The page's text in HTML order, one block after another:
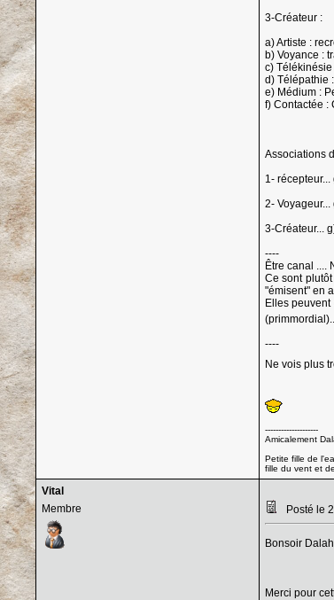
3-Créateur :
a) Artiste :
b) Voyance :
c)
d) Télépathie
e) Médium :
f) Contactée :
Associations
1-
2-
3-Créateur...
----
Être canal ....
Ce sont
"émisent" en
Elles
----
Ne vois plus
--------------------
Amicalement
Petite fille de
fille du vent et
Vital
Membre
Posté le
Bonsoir
Merci pour